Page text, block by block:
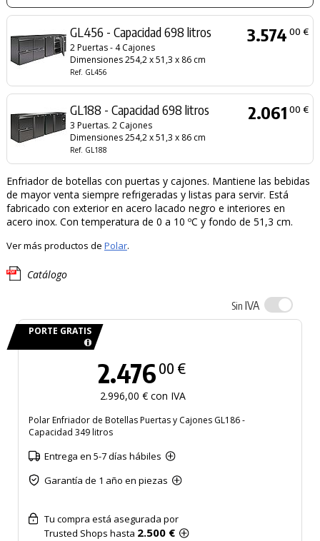
GL456 - Capacidad 698 litros
2 Puertas - 4 Cajones
Dimensiones 254,2 x 51,3 x 86 cm
Ref. GL456
3.574 00 €
GL188 - Capacidad 698 litros
3 Puertas. 2 Cajones
Dimensiones 254,2 x 51,3 x 86 cm
Ref. GL188
2.061 00 €
Enfriador de botellas con puertas y cajones. Mantiene las bebidas
de mayor venta siempre refrigeradas y listas para servir. Está
fabricado con exterior en acero lacado negro e interiores en
acero inox. Con temperatura de 0 a 10 ºC y fondo de 51,3 cm.
Ver más productos de Polar.
Catálogo
Sin IVA
PORTE GRATIS
2.476 00 €
2.996,00 € con IVA
Polar Enfriador de Botellas Puertas y Cajones GL186 -
Capacidad 349 litros
Entrega en 5-7 días hábiles
Garantía de 1 año en piezas
Tu compra está asegurada por
Trusted Shops hasta 2.500 €